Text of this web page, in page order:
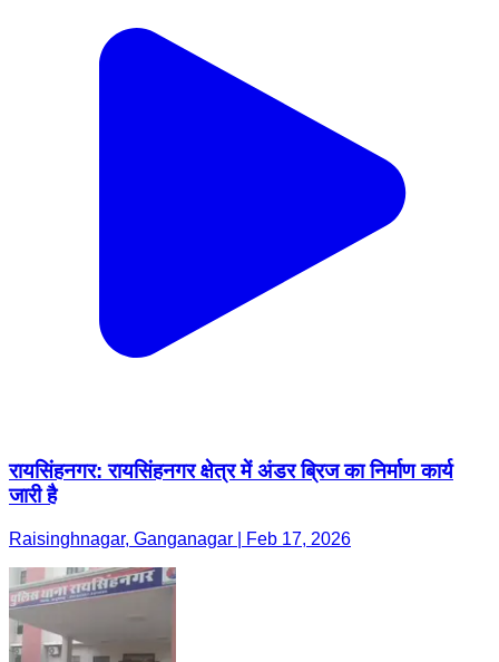
रायसिंहनगर: रायसिंहनगर क्षेत्र में अंडर ब्रिज का निर्माण कार्य
जारी है
Raisinghnagar, Ganganagar | Feb 17, 2026